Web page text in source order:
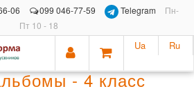
06 099 046-77-59 Telegram
Пн-
Пт 10 - 18
Ua Ru
- 4 класс